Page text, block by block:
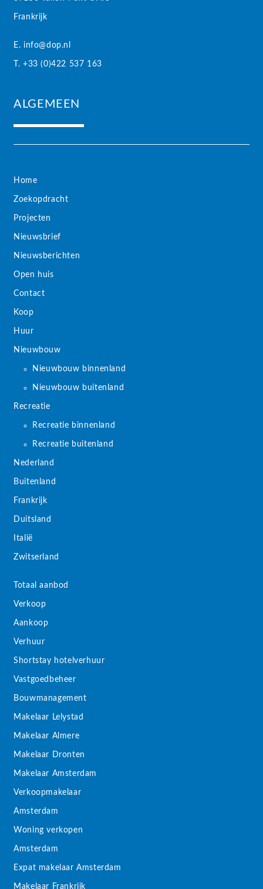
Frankrijk
E. info@dop.nl
T. +33 (0)422 537 163
ALGEMEEN
Home
Zoekopdracht
Projecten
Nieuwsbrief
Nieuwsberichten
Open huis
Contact
Koop
Huur
Nieuwbouw
Nieuwbouw binnenland
Nieuwbouw buitenland
Recreatie
Recreatie binnenland
Recreatie buitenland
Nederland
Buitenland
Frankrijk
Duitsland
Italië
Zwitserland
Totaal aanbod
Verkoop
Aankoop
Verhuur
Shortstay hotelverhuur
Vastgoedbeheer
Bouwmanagement
Makelaar Lelystad
Makelaar Almere
Makelaar Dronten
Makelaar Amsterdam
Verkoopmakelaar
Amsterdam
Woning verkopen
Amsterdam
Expat makelaar Amsterdam
Makelaar Frankrijk